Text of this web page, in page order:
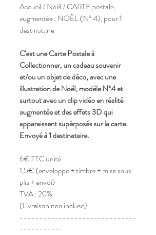
Accueil / Noël / CARTE postale,
augmentée : NOËL (N° 4), pour 1
destinataire
C'est uneCarte Postale à
Collectionner, un cadeau souvenir
et/ou un objet de déco, avec une
illustration de Noël, modèle N°4 et
surtout avec un clip vidéo en réalité
augmentée et des effets 3D qui
apparaissent supérposés sur la carte.
Envoyé à 1 destinataire.
6€ TTC unité
1,5€ (enveloppe + timbre + mise sous
plis + envoi)
TVA : 20%
(Livraison non incluse)
------------------------------
-----------